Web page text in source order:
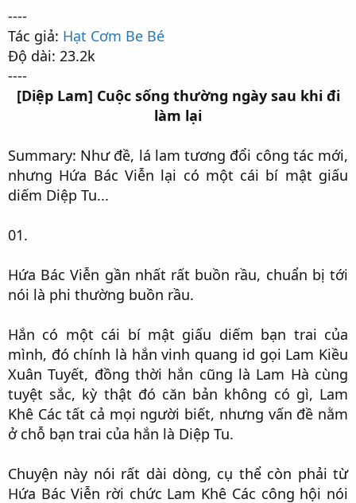
----
Tác giả: Hạt Cơm Be Bé
Độ dài: 23.2k
----
[Diệp Lam] Cuộc sống thường ngày sau khi đi
làm lại
Summary: Như đề, lá lam tương đổi công tác mới,
nhưng Hứa Bác Viễn lại có một cái bí mật giấu
diếm Diệp Tu...​
01.​
Hứa Bác Viễn gần nhất rất buồn rầu, chuẩn bị tới
nói là phi thường buồn rầu.​
Hắn có một cái bí mật giấu diếm bạn trai của
mình, đó chính là hắn vinh quang id gọi Lam Kiều
Xuân Tuyết, đồng thời hắn cũng là Lam Hà cùng
tuyệt sắc, kỳ thật đó căn bản không có gì, Lam
Khê Các tất cả mọi người biết, nhưng vấn đề nằm
ở chỗ bạn trai của hắn là Diệp Tu.​
Chuyện này nói rất dài dòng, cụ thể còn phải từ
Hứa Bác Viễn rời chức Lam Khê Các công hội nói